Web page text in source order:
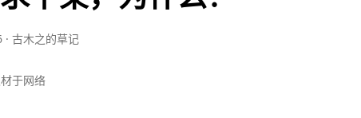
· 古木之的草记
于网络